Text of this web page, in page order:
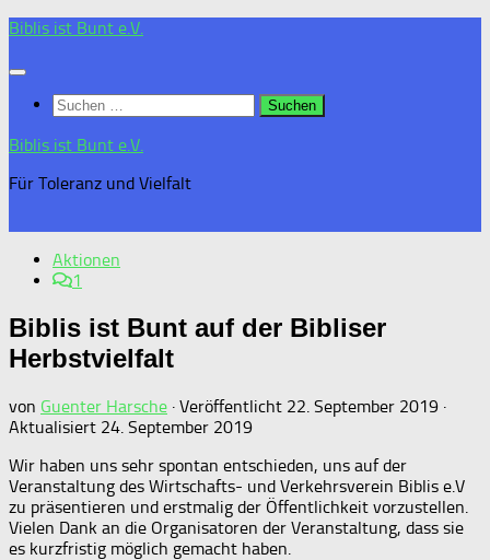
Zum
springen
Biblis ist Bunt e.V.
Suchen
nach:
Biblis ist Bunt e.V.
Für Toleranz und Vielfalt
Aktionen
1
Biblis ist Bunt auf der Bibliser
Herbstvielfalt
von Guenter Harsche · Veröffentlicht 22. September 2019 ·
Aktualisiert 24. September 2019
Wir haben uns sehr spontan entschieden, uns auf der
Veranstaltung des Wirtschafts- und Verkehrsverein Biblis e.V
zu präsentieren und erstmalig der Öffentlichkeit vorzustellen.
Vielen Dank an die Organisatoren der Veranstaltung, dass sie
es kurzfristig möglich gemacht haben.